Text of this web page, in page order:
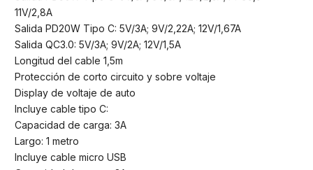
11V/2,8A
Salida PD20W Tipo C: 5V/3A; 9V/2,22A; 12V/1,67A
Salida QC3.0: 5V/3A; 9V/2A; 12V/1,5A
Longitud del cable 1,5m
Protección de corto circuito y sobre voltaje
Display de voltaje de auto
Incluye cable tipo C:
Capacidad de carga: 3A
Largo: 1 metro
Incluye cable micro USB